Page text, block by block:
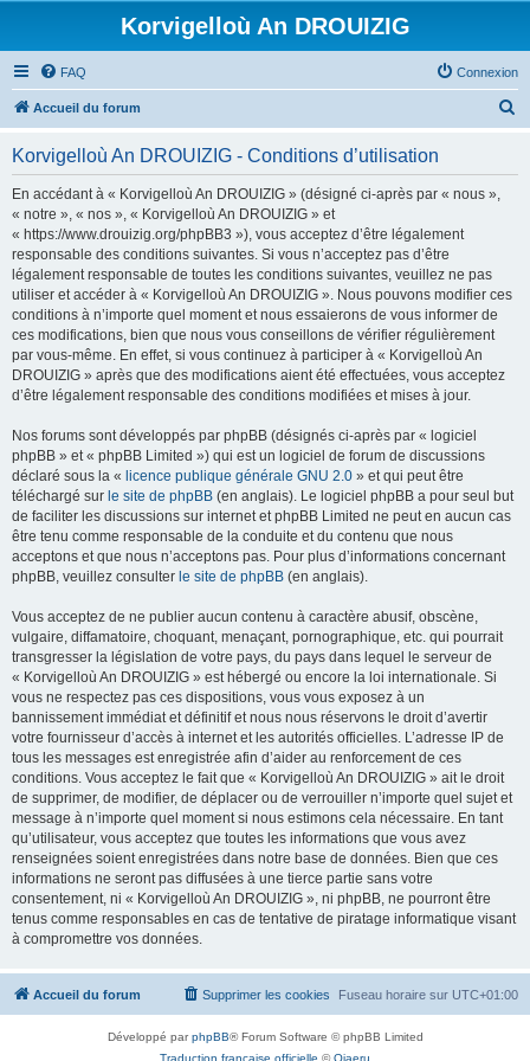
Korvigelloù An DROUIZIG
FAQ Connexion
Accueil du forum
Korvigelloù An DROUIZIG - Conditions d’utilisation
En accédant à « Korvigelloù An DROUIZIG » (désigné ci-après par « nous »,
« notre », « nos », « Korvigelloù An DROUIZIG » et
« https://www.drouizig.org/phpBB3 »), vous acceptez d’être légalement
responsable des conditions suivantes. Si vous n’acceptez pas d’être
légalement responsable de toutes les conditions suivantes, veuillez ne pas
utiliser et accéder à « Korvigelloù An DROUIZIG ». Nous pouvons modifier ces
conditions à n’importe quel moment et nous essaierons de vous informer de
ces modifications, bien que nous vous conseillons de vérifier régulièrement
par vous-même. En effet, si vous continuez à participer à « Korvigelloù An
DROUIZIG » après que des modifications aient été effectuées, vous acceptez
d’être légalement responsable des conditions modifiées et mises à jour.
Nos forums sont développés par phpBB (désignés ci-après par « logiciel
phpBB » et « phpBB Limited ») qui est un logiciel de forum de discussions
déclaré sous la « licence publique générale GNU 2.0 » et qui peut être
téléchargé sur le site de phpBB (en anglais). Le logiciel phpBB a pour seul but
de faciliter les discussions sur internet et phpBB Limited ne peut en aucun cas
être tenu comme responsable de la conduite et du contenu que nous
acceptons et que nous n’acceptons pas. Pour plus d’informations concernant
phpBB, veuillez consulter le site de phpBB (en anglais).
Vous acceptez de ne publier aucun contenu à caractère abusif, obscène,
vulgaire, diffamatoire, choquant, menaçant, pornographique, etc. qui pourrait
transgresser la législation de votre pays, du pays dans lequel le serveur de
« Korvigelloù An DROUIZIG » est hébergé ou encore la loi internationale. Si
vous ne respectez pas ces dispositions, vous vous exposez à un
bannissement immédiat et définitif et nous nous réservons le droit d’avertir
votre fournisseur d’accès à internet et les autorités officielles. L’adresse IP de
tous les messages est enregistrée afin d’aider au renforcement de ces
conditions. Vous acceptez le fait que « Korvigelloù An DROUIZIG » ait le droit
de supprimer, de modifier, de déplacer ou de verrouiller n’importe quel sujet et
message à n’importe quel moment si nous estimons cela nécessaire. En tant
qu’utilisateur, vous acceptez que toutes les informations que vous avez
renseignées soient enregistrées dans notre base de données. Bien que ces
informations ne seront pas diffusées à une tierce partie sans votre
consentement, ni « Korvigelloù An DROUIZIG », ni phpBB, ne pourront être
tenus comme responsables en cas de tentative de piratage informatique visant
à compromettre vos données.
Accueil du forum Fuseau horaire sur UTC+01:00
Supprimer les cookies
Développé parphpBB® Forum Software © phpBB Limited
Traduction française officielle ©Qiaeru